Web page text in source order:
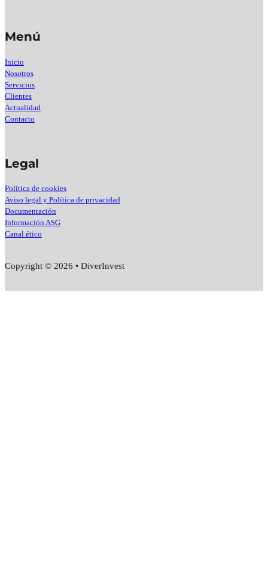
Menú
Inicio
Nosotros
Servicios
Clientes
Actualidad
Contacto
Legal
Política de cookies
Aviso legal y Política de privacidad
Documentación
Información ASG
Canal ético
Copyright © 2026 • DiverInvest